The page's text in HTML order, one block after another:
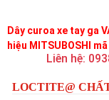
Dây curoa xe tay ga
hiệu MITSUBOSHI
Liên hệ:
LOCTITE@